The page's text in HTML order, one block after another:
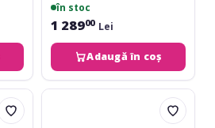
în stoc
1 28900 Lei
Adaugă în coș
Yamaha